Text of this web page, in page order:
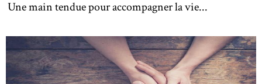
Une main tendue pour accompagner la vie...